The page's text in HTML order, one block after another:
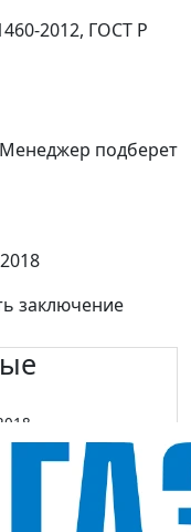
2012, ГОСТ Р
подберет
заключение
мл
Регенерирующий крем